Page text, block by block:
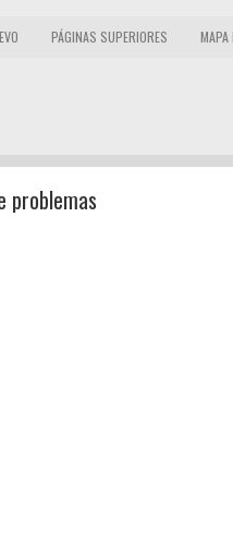
PÁGINAS SUPERIORES MAPA
problemas